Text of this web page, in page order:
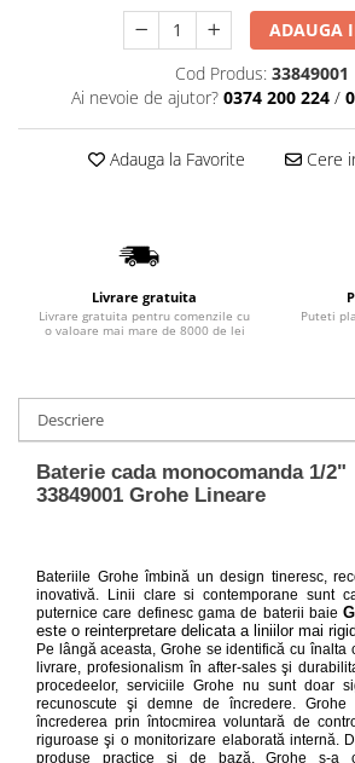
Lavoare freestanding
Lavoare pe blat
Lavoare sub blat
Lavoare pe mobilier
Bideuri stative
Bideuri suspendate
Vase WC suspendate
Capace
Capace bideuri
Pisoare
ADAUGA
Cod Produs: 33849001
Ai nevoie de ajutor? 0374 200 224 /
Adauga la Favorite Cere
Livrare gratuita
Livrare gratuita pentru comenzile cu
o valoare mai mare de 8000 de lei
Puteti
Descriere
Baterie cada monocomanda 1/2"
33849001 Grohe Lineare
Bateriile Grohe îmbină un design tineresc,
inovativă.
Linii clare si contemporane sunt
puternice care definesc gama de baterii baie
este o reinterpretare delicata a liniilor mai
Pe lângă aceasta, Grohe se identifică cu
livrare, profesionalism în after-sales şi
procedeelor, serviciile Grohe nu sunt doar
recunoscute şi demne de încredere. Grohe
încrederea prin întocmirea voluntară de
riguroase şi o monitorizare elaborată internă.
produse practice şi de bază, Grohe s-a